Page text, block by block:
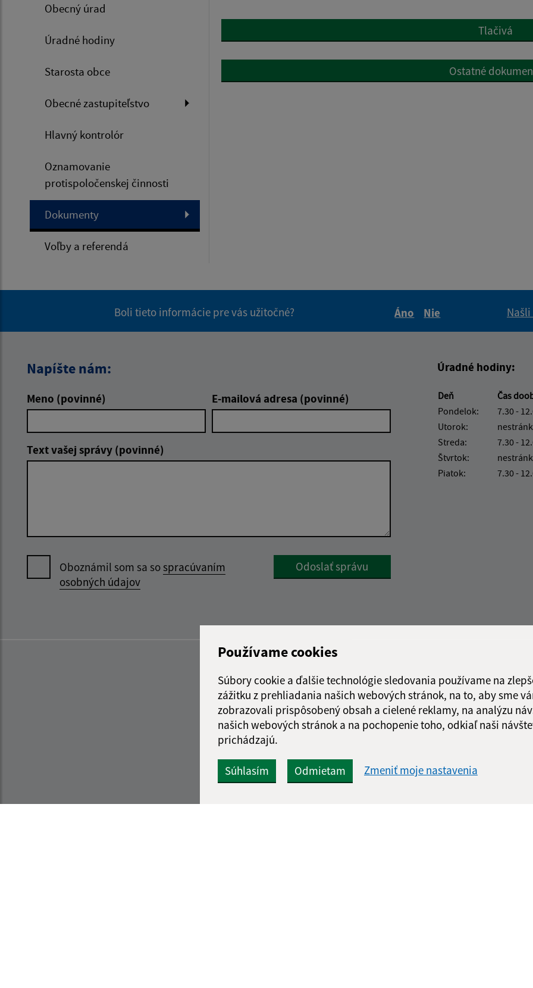
Používame cookies
Súbory cookie a ďalšie technológie sledovania používame na
zážitku z prehliadania našich webových stránok, na to, aby sme
zobrazovali prispôsobený obsah a cielené reklamy, na analýzu
našich webových stránok a na pochopenie toho, odkiaľ naši
prichádzajú.
Súhlasím Odmietam Zmeniť moje nastavenia
Obecný úrad
Úradné hodiny
Starosta obce
Obecné zastupiteľstvo
Hlavný kontrolór
Oznamovanie
protispoločenskej činnosti
Dokumenty
Voľby a referendá
Tlačivá
Ostatné
Boli tieto informácie pre vás užitočné?
Áno
Nie
Napíšte nám:
Meno (povinné) E-mailová adresa (povinné)
Text vašej správy (povinné)
Oboznámil som sa sospracúvaním
osobných údajov
Google reCaptcha Response
Odoslať správu
Úradné hodiny:
Deň
Čas
Pondelok:
7.30 -
Utorok:
Streda:
7.30 -
Štvrtok:
Piatok:
7.30 -